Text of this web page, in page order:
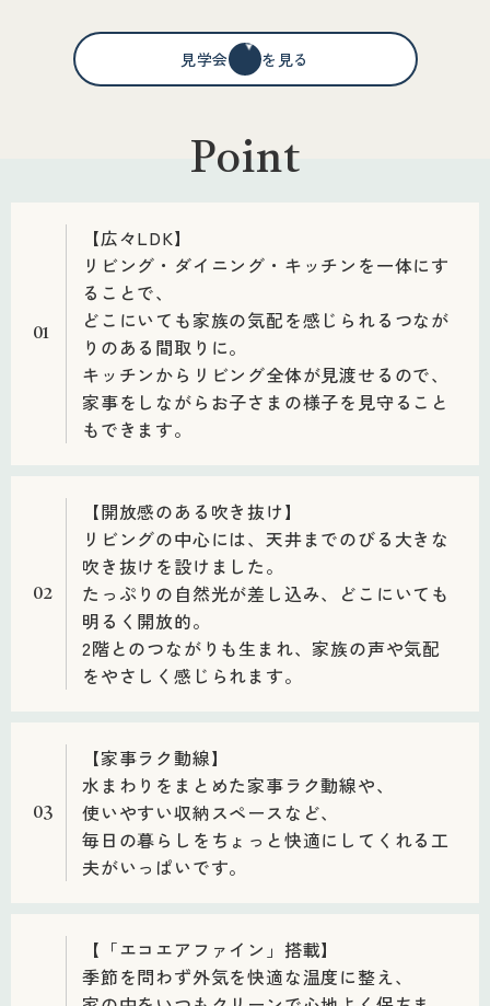
見学会情報を見る
Point
01
【広々LDK】
リビング・ダイニング・キッチンを一体にす
ることで、
どこにいても家族の気配を感じられるつなが
りのある間取りに。
キッチンからリビング全体が見渡せるので、
家事をしながらお子さまの様子を見守ること
もできます。
02
【開放感のある吹き抜け】
リビングの中心には、天井までのびる大きな
吹き抜けを設けました。
たっぷりの自然光が差し込み、どこにいても
明るく開放的。
2階とのつながりも生まれ、家族の声や気配
をやさしく感じられます。
03
【家事ラク動線】
水まわりをまとめた家事ラク動線や、
使いやすい収納スペースなど、
毎日の暮らしをちょっと快適にしてくれる工
夫がいっぱいです。
【「エコエアファイン」搭載】
季節を問わず外気を快適な温度に整え、